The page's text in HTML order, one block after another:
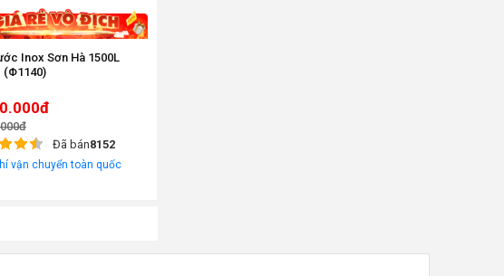
Inox Sơn Hà 1500L
(Φ1140)
Đã bán8152
vận chuyển toàn quốc